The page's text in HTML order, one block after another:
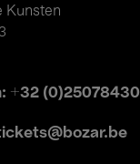
Kunsten
+32 (0)25078430